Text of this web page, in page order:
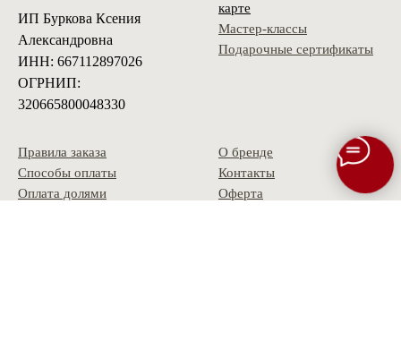
ИП Буркова Ксения
Александровна
ИНН: 667112897026
ОГРНИП:
320665800048330
карте
Мастер-классы
Подарочные сертификаты
Правила заказа
Способы оплаты
Оплата долями
О бренде
Контакты
Оферта